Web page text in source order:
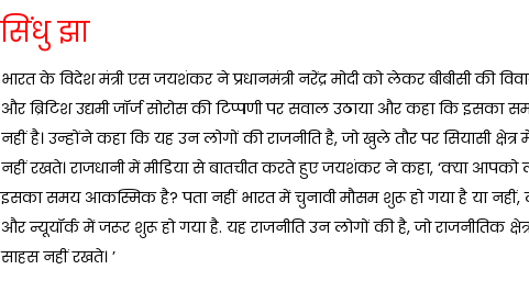
सिंधु झा
भारत के विदेश मंत्री एस जयशंकर ने प्रधानमंत्री नरेंद्र मोदी को लेकर बीबीसी की
और ब्रिटिश उद्यमी जॉर्ज सोरोस की टिप्पणी पर सवाल उठाया और कहा कि इसका
नहीं है। उन्होंने कहा कि यह उन लोगों की राजनीति है, जो खुले तौर पर सियासी
नहीं रखते। राजधानी में मीडिया से बातचीत करते हुए जयशंकर ने कहा, ‘क्या आपको
इसका समय आकस्मिक है? पता नहीं भारत में चुनावी मौसम शुरू हो गया है या
और न्यूयॉर्क में जरूर शुरू हो गया है. यह राजनीति उन लोगों की है, जो राजनीतिक
साहस नहीं रखते। ’